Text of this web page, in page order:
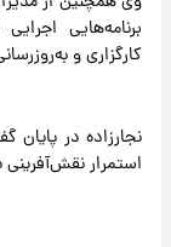
برنامه‌هایی
کارگزاری و
نجارزاده در
استمرار نقش‌آفرینی